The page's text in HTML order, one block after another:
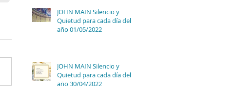
JOHN MAIN Silencio y
Quietud para cada día del
año 01/05/2022
JOHN MAIN Silencio y
Quietud para cada día del
año 30/04/2022